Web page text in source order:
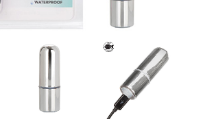
para agrandar